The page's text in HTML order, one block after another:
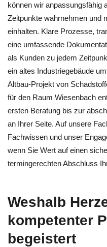
können wir anpassungsfähig
Zeitpunkte wahrnehmen und
einhalten. Klare Prozesse,
eine umfassende
als Kunden zu jedem
ein altes Industriegebäude
Altbau‑Projekt von
für den Raum Wiesenbach
ersten Beratung bis zur
an Ihrer Seite. Auf unsere
Fachwissen und unser
wenn Sie Wert auf einen
termingerechten Abschluss
Weshalb
kompetenter
begeistert